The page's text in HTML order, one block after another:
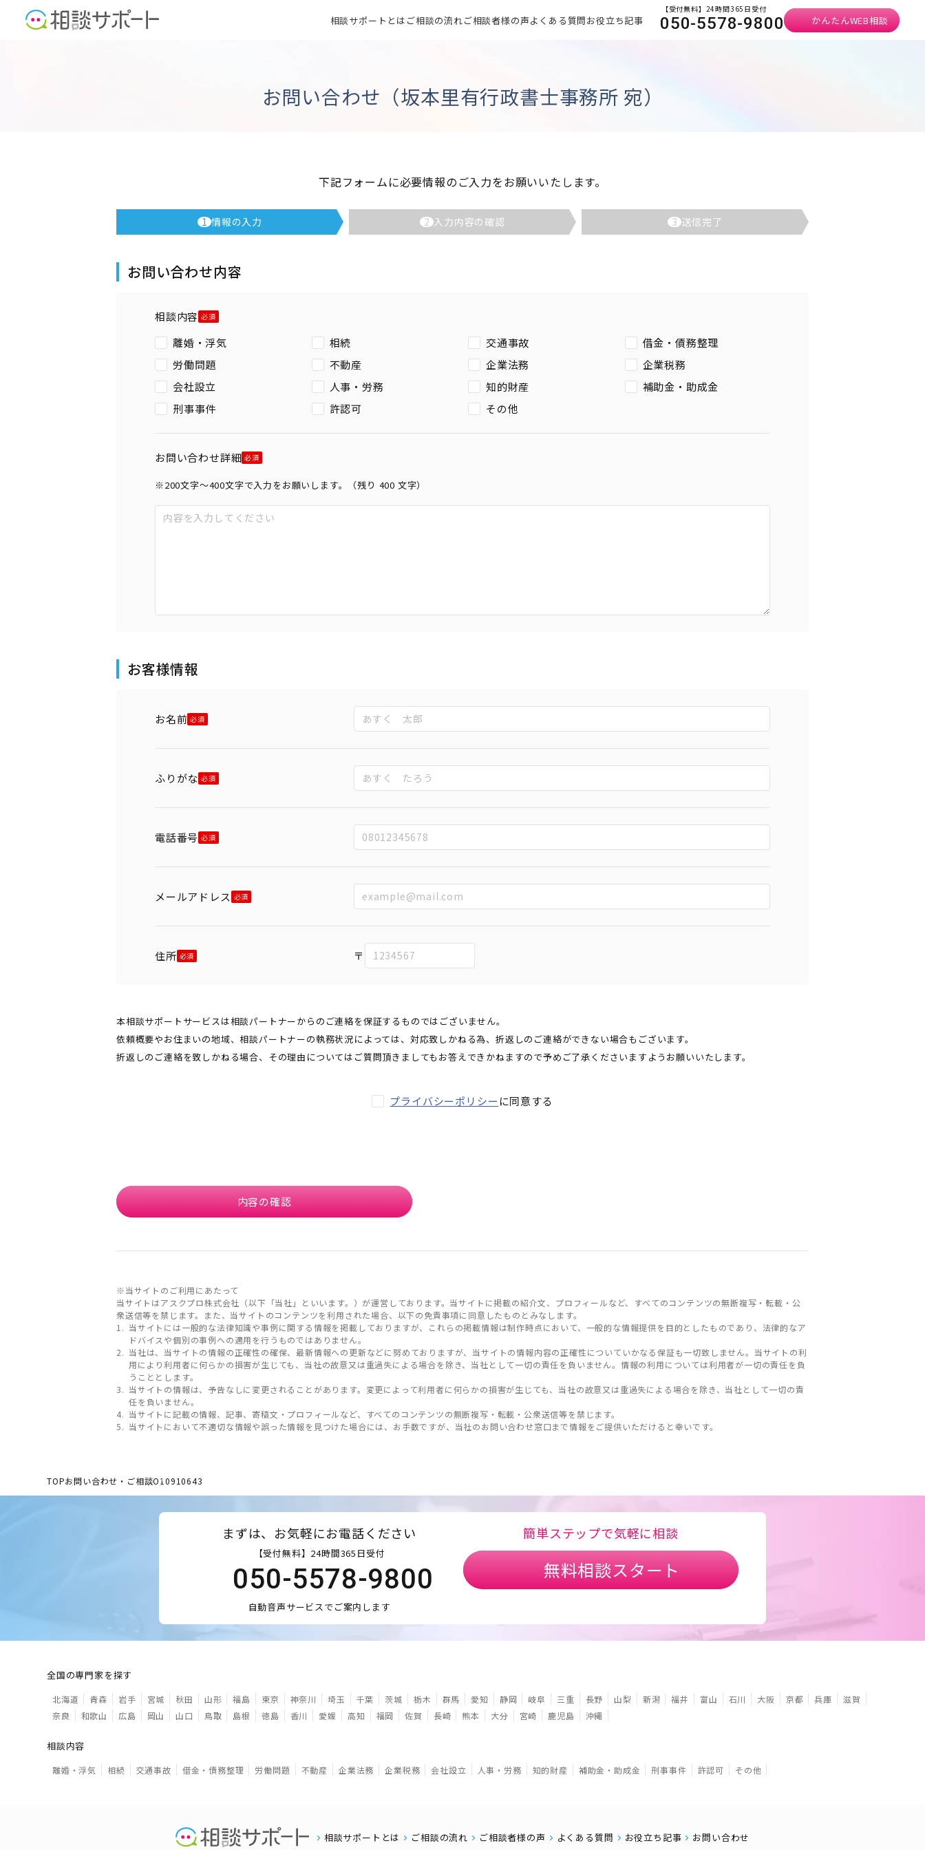
相談サポートとは ご相談の流れご相談者様の声よくある質問お役立ち記事
【受付無料】24時間365日受付
050-5578-9800 かんたんWEB相談
お問い合わせ（坂本里有行政書士事務所 宛）
下記フォームに必要情報のご入力をお願いいたします。
1 情報の入力 2 入力内容の確認 3 送信完了
お問い合わせ内容
相談内容
離婚・浮気
相続 交通事故
借金・債務整理
労働問題
不動産 企業法務
企業税務
会社設立
人事・労務 知的財産
補助金・助成金
刑事事件
許認可 その他
お問い合わせ詳細
※200文字〜400文字で入力をお願いします。（残り 400 文字）
お客様情報
お名前
ふりがな
電話番号
メールアドレス
住所 〒
本相談サポートサービスは相談パートナーからのご連絡を保証するものではございません。
依頼概要やお住まいの地域、相談パートナーの執務状況によっては、対応致しかねる為、折返しのご連絡ができない場合もございます。
折返しのご連絡を致しかねる場合、その理由についてはご質問頂きましてもお答えできかねますので予めご了承くださいますようお願いいたします。
プライバシーポリシー に同意する
内容の確認
※当サイトのご利用にあたって
当サイトはアスクプロ株式会社（以下「当社」といいます。）が運営しております。当サイトに掲載の紹介文、プロフィールなど、すべてのコンテンツの無断複写・転載・公
衆送信等を禁じます。また、当サイトのコンテンツを利用された場合、以下の免責事項に同意したものとみなします。
当サイトには一般的な法律知識や事例に関する情報を掲載しておりますが、これらの掲載情報は制作時点において、一般的な情報提供を目的としたものであり、法律的なア
ドバイスや個別の事例への適用を行うものではありません。
当社は、当サイトの情報の正確性の確保、最新情報への更新などに努めておりますが、当サイトの情報内容の正確性についていかなる保証も一切致しません。当サイトの利
用により利用者に何らかの損害が生じても、当社の故意又は重過失による場合を除き、当社として一切の責任を負いません。情報の利用については利用者が一切の責任を負
うこととします。
当サイトの情報は、予告なしに変更されることがあります。変更によって利用者に何らかの損害が生じても、当社の故意又は重過失による場合を除き、当社として一切の責
任を負いません。
当サイトに記載の情報、記事、寄稿文・プロフィールなど、すべてのコンテンツの無断複写・転載・公衆送信等を禁じます。
当サイトにおいて不適切な情報や誤った情報を見つけた場合には、お手数ですが、当社のお問い合わせ窓口まで情報をご提供いただけると幸いです。
TOPお問い合わせ・ご相談O10910643
まずは、お気軽にお電話ください
【受付無料】24時間365日受付
050-5578-9800
自動音声サービスでご案内します
簡単ステップで気軽に相談
無料相談スタート
全国の専門家を探す
北海道 青森 岩手 宮城 秋田 山形 福島 東京 神奈川 埼玉 千葉 茨城 栃木 群馬 愛知 静岡 岐阜 三重 長野 山梨 新潟 福井 富山 石川 大阪 京都 兵庫
滋賀
奈良
和歌山 広島 岡山 山口 鳥取 島根 徳島 香川 愛媛 高知 福岡 佐賀 長崎 熊本 大分 宮崎 鹿児島 沖縄
相談内容
離婚・浮気 相続 交通事故 借金・債務整理 労働問題 不動産 企業法務 企業税務 会社設立 人事・労務 知的財産 補助金・助成金 刑事事件 許認可 その他
相談サポートとは ご相談の流れ ご相談者様の声 よくある質問 お役立ち記事 お問い合わせ